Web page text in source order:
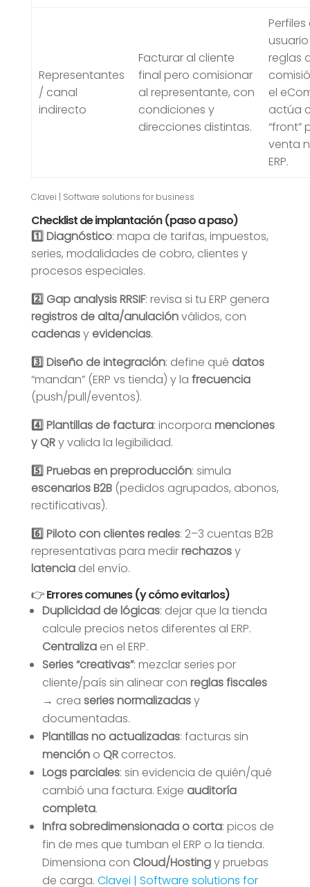
Representantes
/ canal
indirecto
Facturar al cliente
final pero comisionar
al representante, con
condiciones y
direcciones distintas.
Perfiles
usuario
reglas
el
actúa
“front”
venta
ERP.
Clavei | Software solutions for business
Checklist de implantación (paso a paso)
1️⃣ Diagnóstico: mapa de tarifas, impuestos,
series, modalidades de cobro, clientes y
procesos especiales.
2️⃣ Gap analysis RRSIF: revisa si tu ERP genera
registros de alta/anulaciónválidos, con
cadenasy evidencias.
3️⃣ Diseño de integración: define qué datos
“mandan” (ERP vs tienda) y la frecuencia
(push/pull/eventos).
4️⃣ Plantillas de factura: incorpora menciones
y QRy valida la legibilidad.
5️⃣ Pruebas en preproducción: simula
escenarios B2B(pedidos agrupados, abonos,
rectificativas).
6️⃣ Piloto con clientes reales: 2–3 cuentas B2B
representativas para medirrechazosy
latenciadel envío.
👉 Errores comunes (y cómo evitarlos)
Duplicidad de lógicas: dejar que la tienda
calcule precios netos diferentes al ERP.
Centralizaen el ERP.
Series “creativas”: mezclar series por
cliente/país sin alinear con reglas fiscales
→ crea series normalizadasy
documentadas.
Plantillas no actualizadas: facturas sin
mencióno QRcorrectos.
Logs parciales: sin evidencia de quién/qué
cambió una factura. Exige auditoría
completa.
Infra sobredimensionada o corta: picos de
fin de mes que tumban el ERP o la tienda.
Dimensiona con Cloud/Hostingy pruebas
de carga. Clavei | Software solutions for